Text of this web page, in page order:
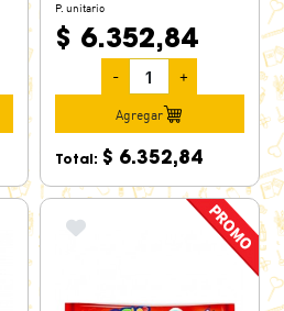
P. unitario
$ 6.352,84
- +
Agregar
Total: $ 6.352,84